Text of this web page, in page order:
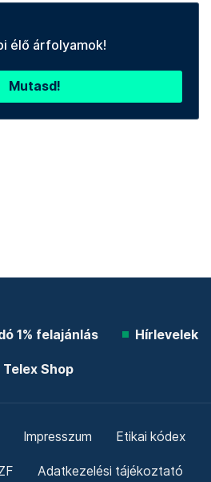
élő árfolyamok!
Mutasd!
1% felajánlás Hírlevelek
Telex Shop
Impresszum Etikai kódex
Adatkezelési tájékoztató